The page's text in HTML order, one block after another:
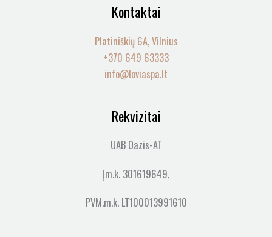
Kontaktai
Platiniškių 6A, Vilnius
+370 649 63333
info@loviaspa.lt
Rekvizitai
UAB Oazis-AT
Įm.k. 301619649,
PVM.m.k. LT100013991610